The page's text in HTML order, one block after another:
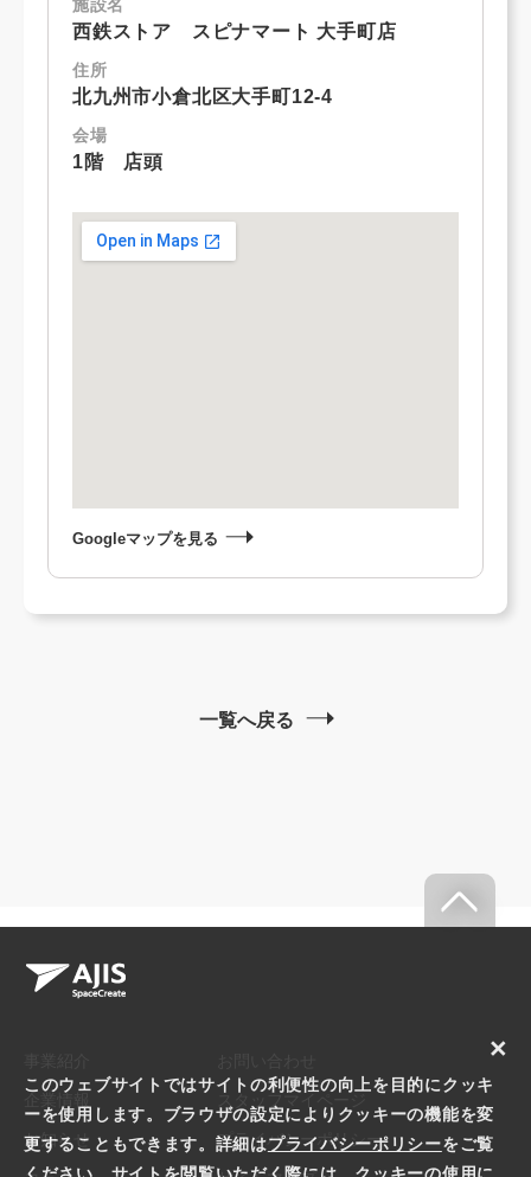
施設名
西鉄ストア スピナマート 大手町店
住所
北九州市小倉北区大手町12-4
会場
1階 店頭
Googleマップを見る
一覧へ戻る
お知らせ プライバシーポリシー
このウェブサイトではサイトの利便性の向上を目的にクッキ
ーを使用します。ブラウザの設定によりクッキーの機能を変
更することもできます。詳細はプライバシーポリシーをご覧
×